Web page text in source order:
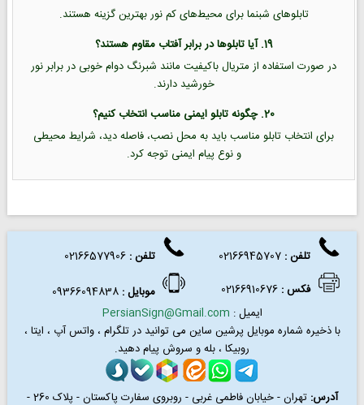
تابلوهای شبنما برای محیط‌های کم نور بهترین گزینه هستند.
19. آیا تابلوها در برابر آفتاب مقاوم هستند؟
در صورت استفاده از متریال باکیفیت مانند شبرنگ دوام خوبی در برابر نور
خورشید دارند.
20. چگونه تابلو ایمنی مناسب انتخاب کنیم؟
برای انتخاب تابلو مناسب باید به محل نصب، فاصله دید، شرایط محیطی
و نوع پیام ایمنی توجه کرد.
تلفن : تلفن:
02166577906
فکس:
02166910676 موبایل :
ایمیل : PersianSign@Gmail.com
با ذخیره شماره موبایل پرشین ساین می توانید درتلگرام ، واتس آپ ، ایتا ،
روبیکا ، بله و سروش پیام دهید.
آدرس: تهران - خیابان فاطمی غربی - روبروی سفارت پاکستان - پلاک 260 -